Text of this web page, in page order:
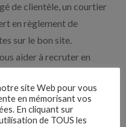
de clientèle, un courtier
en règlement de
sur le bon site.
aider à recruter en
site Web pour vous
en mémorisant vos
En cliquant sur
de TOUS les